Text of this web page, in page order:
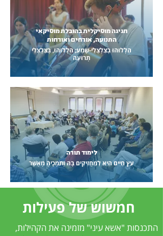
חגיגה מוסיקלית בהובלת מוסיקאי
התנועה, אורחים ואורחות
הַלְלוּהוּ בְצִלְצְלֵי-שָׁמַע; הַלְלוּהוּ, בְּצִלְצְלֵי
תְרוּעָה
לימוד תורה
עֵץ חַיִּים הִיא לַמַּחֲזִיקִים בָּהּ וְתֹמְכֶיהָ מְאֻשָּׁר
חמשוש של פעילות
התכנסות "אשא עיני" מזמינה את הקהילות,